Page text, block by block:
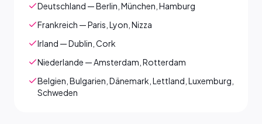
Deutschland — Berlin, München, Hamburg
Frankreich — Paris, Lyon, Nizza
Irland — Dublin, Cork
Niederlande — Amsterdam, Rotterdam
Belgien, Bulgarien, Dänemark, Lettland, Luxemburg,
Schweden